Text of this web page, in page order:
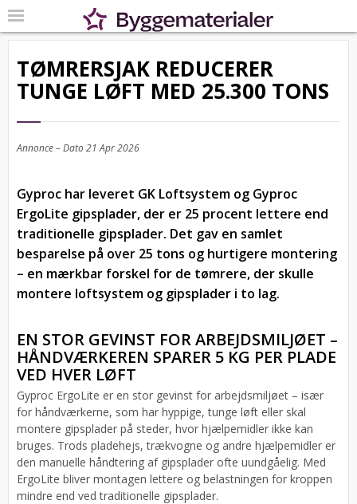
TØMRERSJAK REDUCERER
TUNGE LØFT MED 25.300 TONS
Annonce – Dato21 Apr 2026
Gyproc har leveret GK Loftsystem og Gyproc
ErgoLite gipsplader, der er 25 procent lettere end
traditionelle gipsplader. Det gav en samlet
besparelse på over 25 tons og hurtigere montering
– en mærkbar forskel for de tømrere, der skulle
montere loftsystem og gipsplader i to lag.
EN STOR GEVINST FOR ARBEJDSMILJØET –
HÅNDVÆRKEREN SPARER 5 KG PER PLADE
VED HVER LØFT
Gyproc ErgoLite er en stor gevinst for arbejdsmiljøet – især
for håndværkerne, som har hyppige, tunge løft eller skal
montere gipsplader på steder, hvor hjælpemidler ikke kan
bruges. Trods pladehejs, trækvogne og andre hjælpemidler er
den manuelle håndtering af gipsplader ofte uundgåelig. Med
ErgoLite bliver montagen lettere og belastningen for kroppen
mindre end ved traditionelle gipsplader.